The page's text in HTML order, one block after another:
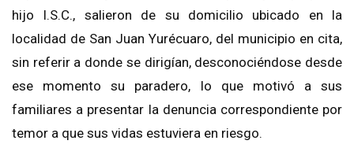
hijo I.S.C., salieron de su domicilio ubicado en la
localidad de San Juan Yurécuaro, del municipio en cita,
sin referir a donde se dirigían, desconociéndose desde
ese momento su paradero, lo que motivó a sus
familiares a presentar la denuncia correspondiente por
temor a que sus vidas estuviera en riesgo.